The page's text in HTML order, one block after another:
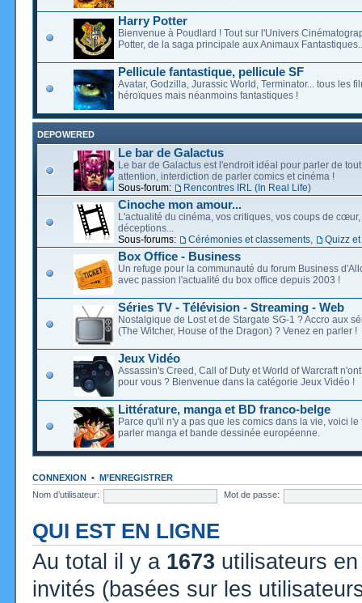
Harry Potter
Bienvenue à Poudlard ! Tout sur l'Univers
Potter, de la saga principale aux Animaux
Pellicule fantastique, pellicule SF
Avatar, Godzilla, Jurassic World, Terminator... tous les
héroïques mais néanmoins fantastiques !
DEPOWERED
Le bar de Galactus
Le bar de Galactus est l'endroit idéal pour parler de
attention, interdiction de parler comics et cinéma !
Sous-forum:
Rencontres IRL (In Real Life)
Cinoche mon amour...
L'actualité du cinéma, vos critiques, vos coups de cœur,
déceptions...
Sous-forums:
Cérémonies et classements Quizz
Box Office - Business
Un refuge pour la communauté du forum Business
avec passion l'actualité du box office depuis 2003 !
Séries TV - Télévision - Streaming - Web
Nostalgique de Lost et de Stargate SG-1 ? Accro aux
(The Witcher, House of the Dragon) ? Venez en parler !
Jeux Vidéo
Assassin's Creed, Call of Duty et World of Warcraft
pour vous ? Bienvenue dans la catégorie Jeux Vidéo !
Littérature, manga et BD franco-belge
Parce qu'il n'y a pas que les comics dans la vie, voici le
parler manga et bande dessinée européenne.
CONNEXION • M’ENREGISTRER
Nom d’utilisateur:
Mot de passe:
QUI EST EN LIGNE
Au total il y a 1673 utilisateurs
invités (basées sur les